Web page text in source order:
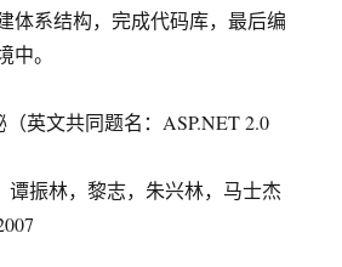
体系结构，完成代码库，最后编
。
（英文共同题名：ASP.NET 2.0
谭振林，黎志，朱兴林，马士杰